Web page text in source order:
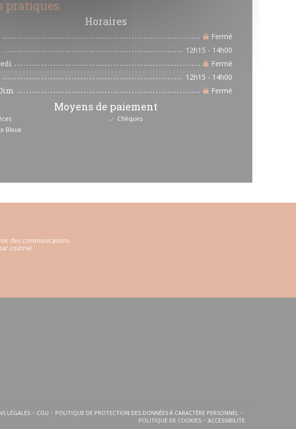
pratiques
Horaires
Fermé
12h15 - 14h00
Fermé
12h15 - 14h00
Fermé
Moyens de paiement
Chèques
Bleue
des communications
courriel.
fenêtre))
LÉGALES
((OUVRE UNE NOUVELLE FENÊTRE))
CGU((OUVRE UNE NOUVELLE FENÊTRE))
POLITIQUE DE PROTECTION DES DONNÉES À CARACTÈRE PERSONNEL
((OUVRE UNE NOUVELLE FENÊTRE))
POLITIQUE DE COOKIES((OUVRE UNE NOUVELLE FENÊTRE))
ACCESSIBILITE((OUVRE UNE NOUVELLE